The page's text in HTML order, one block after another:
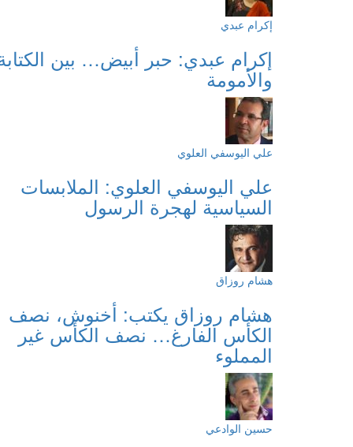
إكرام عبدي
إكرام عبدي: حبر أبيض… بين
والأمومة
علي اليوسفي العلوي
علي اليوسفي العلوي: الملابسات
السياسية لهجرة الرسول
هشام روزاق
هشام روزاق يكتب: أخنوش، نصف
الكأس الفارغ… نصف الكأس غير
المملوء
حسين الوادعي